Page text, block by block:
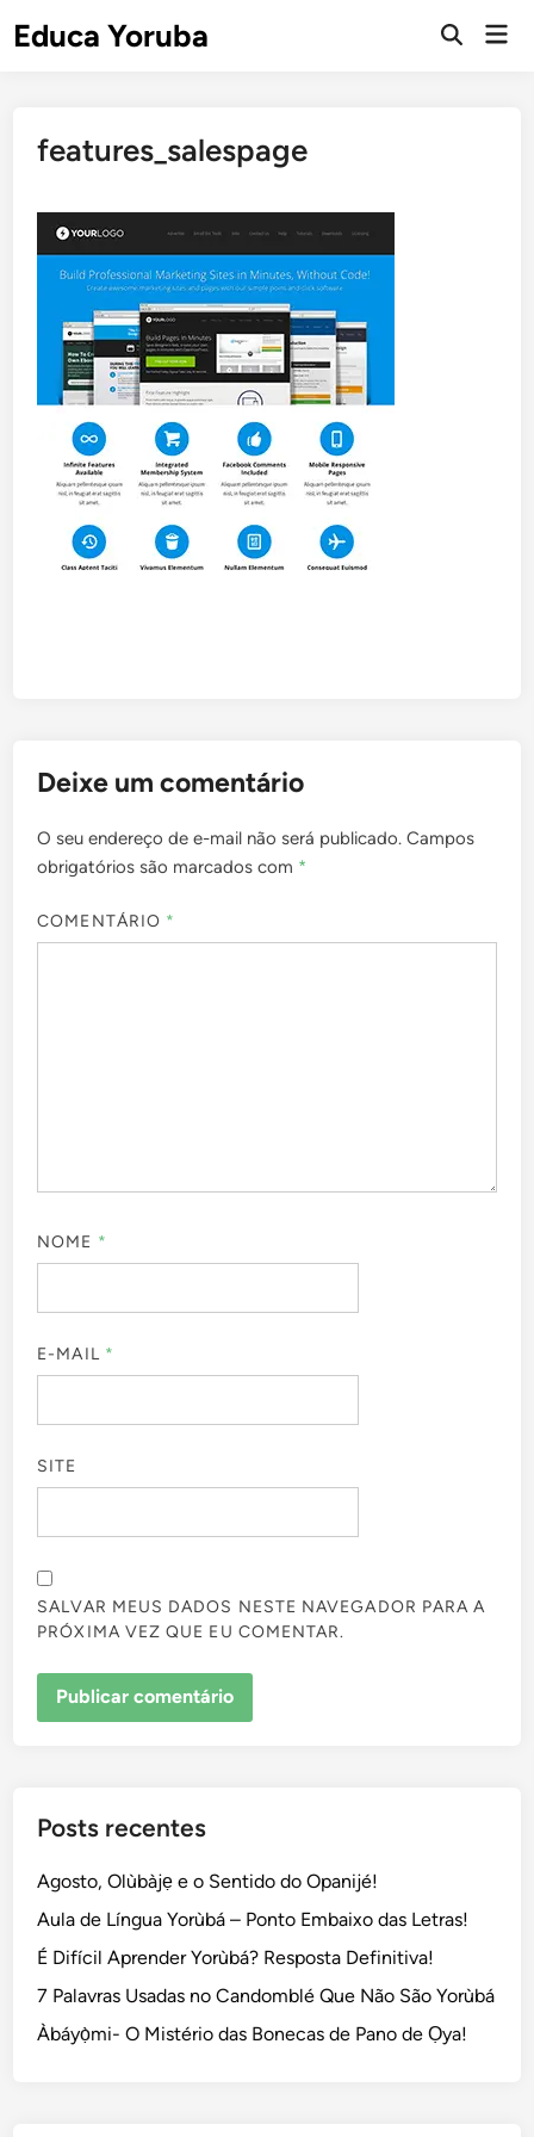
toEduca Yoruba
Open
features_salespage
Deixe um comentário
O seu endereço de e-mail não será publicado. Campos
obrigatórios são marcados com *
COMENTÁRIO *
NOME *
E-MAIL *
SITE
SALVAR MEUS DADOS NESTE NAVEGADOR PARA A
PRÓXIMA VEZ QUE EU COMENTAR.
Posts recentes
Agosto, Olùbàjẹ e o Sentido do Opanijé!
Aula de Língua Yorùbá – Ponto Embaixo das Letras!
É Difícil Aprender Yorùbá? Resposta Definitiva!
7 Palavras Usadas no Candomblé Que Não São Yorùbá
Àbáyọ̀mi- O Mistério das Bonecas de Pano de Ọya!